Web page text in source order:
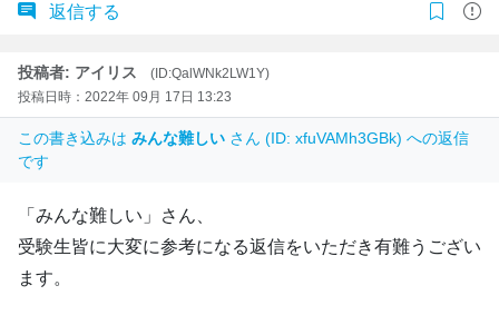
返信する
投稿者: アイリス
(ID:QalWNk2LW1Y)
投稿日時：2022年 09月 17日 13:23
この書き込みは みんな難しい さん (ID: xfuVAMh3GBk) への返信
です
「みんな難しい」さん、
受験生皆に大変に参考になる返信をいただき有難うござい
ます。